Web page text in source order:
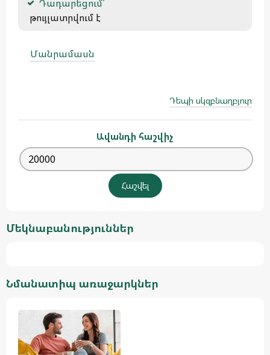
Դադարեցում՝
թույլատրվում է
Մանրամասն
Դեպի սկզբնաղբյուր
Ավանդի հաշվիչ
Մեկնաբանություններ
Նմանատիպ առաջարկներ